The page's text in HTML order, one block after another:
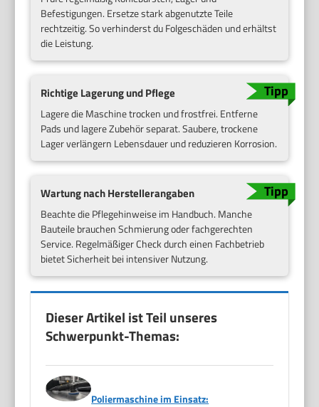
Befestigungen. Ersetze stark abgenutzte Teile
rechtzeitig. So verhinderst du Folgeschäden und erhältst
die Leistung.
Richtige Lagerung und Pflege
Lagere die Maschine trocken und frostfrei. Entferne
Pads und lagere Zubehör separat. Saubere, trockene
Lager verlängern Lebensdauer und reduzieren Korrosion.
Wartung nach Herstellerangaben
Beachte die Pflegehinweise im Handbuch. Manche
Bauteile brauchen Schmierung oder fachgerechten
Service. Regelmäßiger Check durch einen Fachbetrieb
bietet Sicherheit bei intensiver Nutzung.
Dieser Artikel ist Teil unseres
Schwerpunkt-Themas:
Poliermaschine im Einsatz: